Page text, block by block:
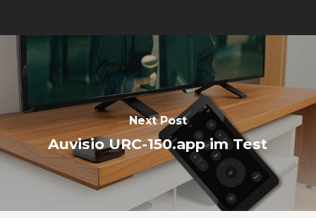
Next Post
Auvisio URC-150.app im Test